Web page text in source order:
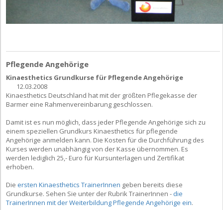
Pflegende Angehörige
Kinaesthetics Grundkurse für Pflegende Angehörige
12.03.2008
Kinaesthetics Deutschland hat mit der größten Pflegekasse der
Barmer eine Rahmenvereinbarung geschlossen.
Damit ist es nun möglich, dass jeder Pflegende Angehörige sich zu
einem speziellen Grundkurs Kinaesthetics für pflegende
Angehörige anmelden kann. Die Kosten für die Durchführung des
Kurses werden unabhängig von der Kasse übernommen. Es
werden lediglich 25,- Euro für Kursunterlagen und Zertifikat
erhoben.
Die ersten Kinaesthetics TrainerInnen geben bereits diese
Grundkurse. Sehen Sie unter der Rubrik TrainerInnen - die
TrainerInnen mit der Weiterbildung Pflegende Angehörige ein.